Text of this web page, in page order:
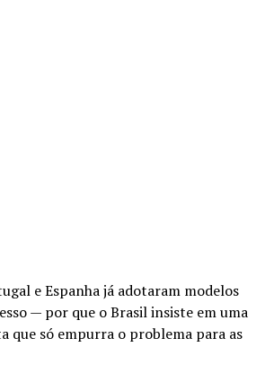
e Espanha já adotaram modelos
— por que o Brasil insiste em uma
que só empurra o problema para as